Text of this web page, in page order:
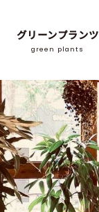
グリーンプランツ
green plants